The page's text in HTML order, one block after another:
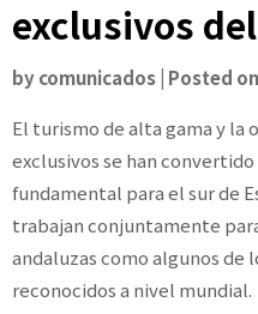
exclusivos
bycomunicados| Posted on
El turismo de alta gama y la
exclusivos se han
fundamental para el sur de
trabajan conjuntamente
andaluzas como algunos de
reconocidos a nivel mundial.